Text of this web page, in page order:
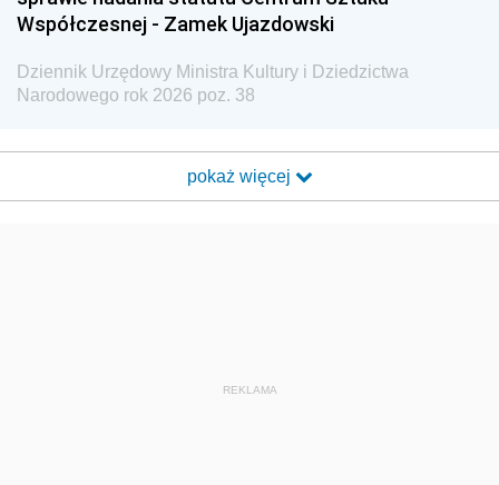
Współczesnej - Zamek Ujazdowski
Dziennik Urzędowy Ministra Kultury i Dziedzictwa
Narodowego rok 2026 poz. 38
pokaż więcej
REKLAMA